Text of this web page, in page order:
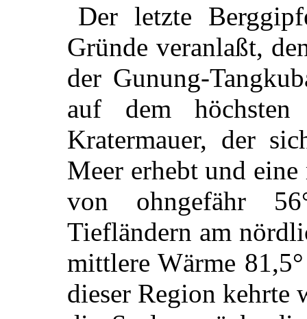
Der letzte
Gründe veranlaßt,
der Gunung-
auf dem höchsten
Kratermauer, der
Meer erhebt und
von ohngefähr
Tiefländern am
mittlere Wärme
dieser Region kehrte